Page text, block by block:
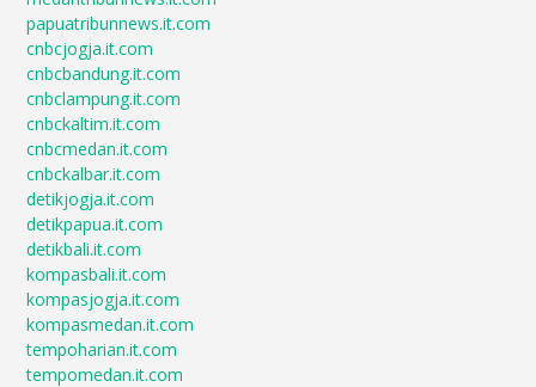
papuatribunnews.it.com
cnbcjogja.it.com
cnbcbandung.it.com
cnbclampung.it.com
cnbckaltim.it.com
cnbcmedan.it.com
cnbckalbar.it.com
detikjogja.it.com
detikpapua.it.com
detikbali.it.com
kompasbali.it.com
kompasjogja.it.com
kompasmedan.it.com
tempoharian.it.com
tempomedan.it.com